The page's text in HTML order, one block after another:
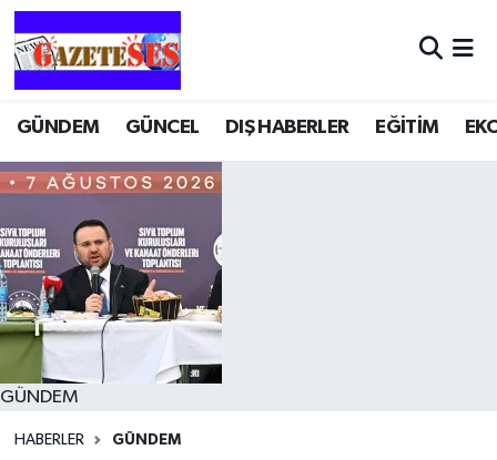
GÜNDEM GÜNCEL DIŞ HABERLER EĞİTİM
GÜNDEM
HABERLER GÜNDEM